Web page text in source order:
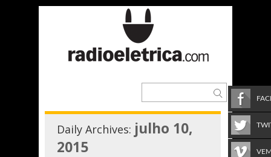
Daily Archives: julho 10,
2015